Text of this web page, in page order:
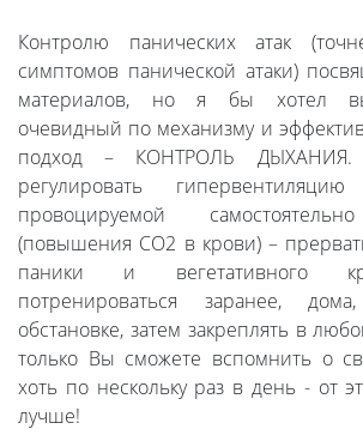
Контролю панических атак
симптомов панической атаки)
материалов, но я бы хотел
очевидный по механизму и
подход – КОНТРОЛЬ ДЫХАНИЯ.
регулировать
провоцируемой
(повышения СО2 в крови) –
паники и вегетативного
потренироваться заранее,
обстановке, затем закреплять в
только Вы сможете вспомнить о
хоть по нескольку раз в день - от
лучше!